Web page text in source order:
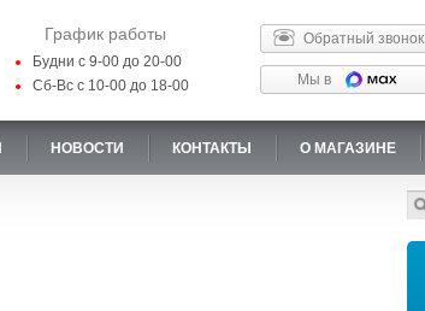
График работы
Будни с 9-00 до 20-00
Сб-Вс с 10-00 до 18-00
Обратный звонок
Мы в
НОВОСТИ КОНТАКТЫ О МАГАЗИНЕ